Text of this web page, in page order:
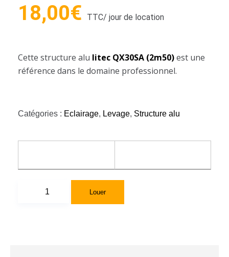
18,00€ TTC/ jour de location
Cette structure alu litec QX30SA (2m50)est une
référence dans le domaine professionnel.
Catégories : Eclairage, Levage, Structure alu
Louer